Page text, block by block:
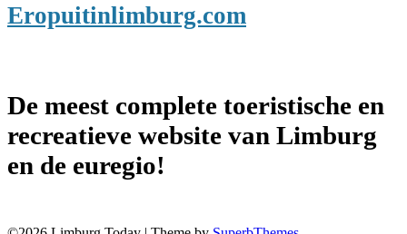
Eropuitinlimburg.com
De meest complete toeristische en
recreatieve website van Limburg
en de euregio!